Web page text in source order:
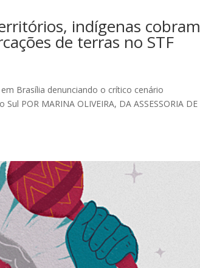
indígenas cobram
de terras no STF
Brasília denunciando o crítico cenário
POR MARINA OLIVEIRA, DA ASSESSORIA DE